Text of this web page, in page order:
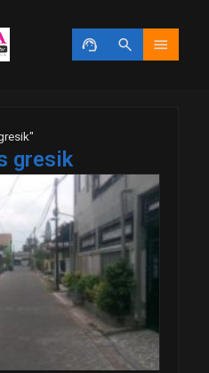
support_agent search menu
gresik